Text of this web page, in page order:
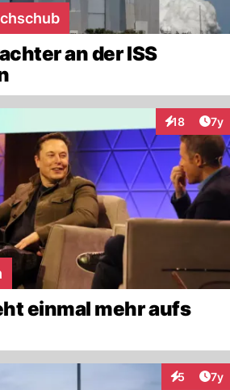
an der ISS
18 7y
einmal mehr aufs
5 7y